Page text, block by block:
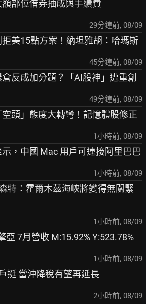
額部位借券抽成與手續費
29分鐘前, 08/09
拒美15點方案！納坦雅胡：哈瑪斯
45分鐘前, 08/09
倉反成加分題？「AI股神」遭重創
49分鐘前, 08/09
空頭」態度大轉彎！記憶體股修正
1小時前, 08/09
示，中國 Mac 用戶可連接阿里巴巴
1小時前, 08/09
特：霍爾木茲海峽將變得無關緊
1小時前, 08/09
亞 7月營收 M:15.92% Y:523.78%
1小時前, 08/09
挺 當沖降稅有望再延長
2小時前, 08/09